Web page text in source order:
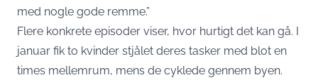
med nogle gode remme.”
Flere konkrete episoder viser, hvor hurtigt det kan gå. I
januar fik to kvinder stjålet deres tasker med blot en
times mellemrum, mens de cyklede gennem byen.